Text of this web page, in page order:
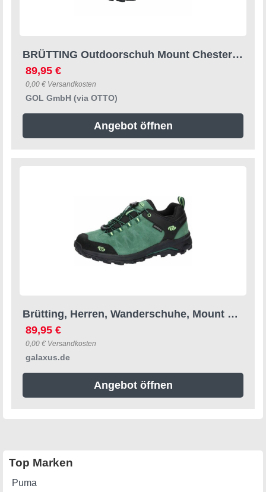
BRÜTTING Outdoorschuh Mount Chester Outdoorschuh
89,95 €
0,00 € Versandkosten
GOL GmbH (via OTTO)
Angebot öffnen
Brütting, Herren, Wanderschuhe, Mount Chester (43), Grün
89,95 €
0,00 € Versandkosten
galaxus.de
Angebot öffnen
Top Marken
Puma